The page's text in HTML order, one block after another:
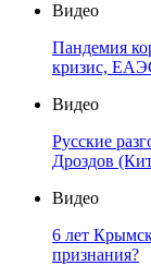
Видео
Пандемия
кризис,
Видео
Русские
Дроздов
Видео
6 лет
признания?